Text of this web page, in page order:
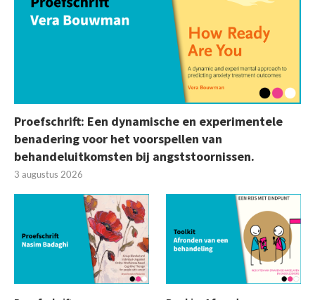
Proefschrift: Een dynamische en experimentele
benadering voor het voorspellen van
behandeluitkomsten bij angststoornissen.
3 augustus 2026